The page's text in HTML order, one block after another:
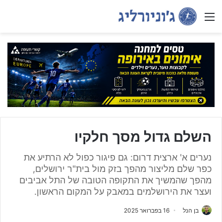
Menu
השלם גדול מסך חלקיו
נערים א' ארצית דרום: גם פיגור כפול לא הרתיע את
כפר שלם מליצור מהפך בזק מול בית"ר ירושלים,
מהפך שהמשיך את התקופה הטובה של התל אביבים
ועצר את הירושלמים במאבק על המקום הראשון.
בן הנל 16 בפברואר 2025